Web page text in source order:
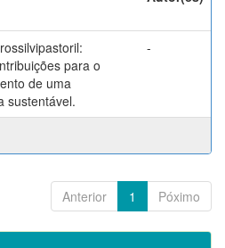
para o
de uma
sustentável.
-
Anterior 1 Póximo